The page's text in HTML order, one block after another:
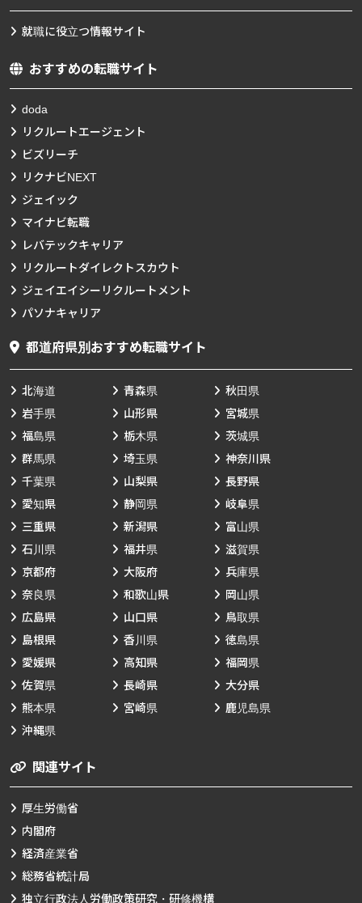
就職に役立つ情報サイト
おすすめの転職サイト
doda
リクルートエージェント
ビズリーチ
リクナビNEXT
ジェイック
マイナビ転職
レバテックキャリア
リクルートダイレクトスカウト
ジェイエイシーリクルートメント
パソナキャリア
都道府県別おすすめ転職サイト
北海道 青森県
秋田県
岩手県
山形県
宮城県
福島県
栃木県
茨城県
群馬県
埼玉県
神奈川県
千葉県
山梨県
長野県
愛知県
静岡県
岐阜県
三重県
新潟県
富山県
石川県
福井県
滋賀県
京都府
大阪府
兵庫県
奈良県
和歌山県
岡山県
広島県
山口県
鳥取県
島根県
香川県
徳島県
愛媛県
高知県
福岡県
佐賀県
長崎県
大分県
熊本県
宮崎県
鹿児島県
沖縄県
関連サイト
厚生労働省
内閣府
経済産業省
総務省統計局
独立行政法人労働政策研究・研修機構